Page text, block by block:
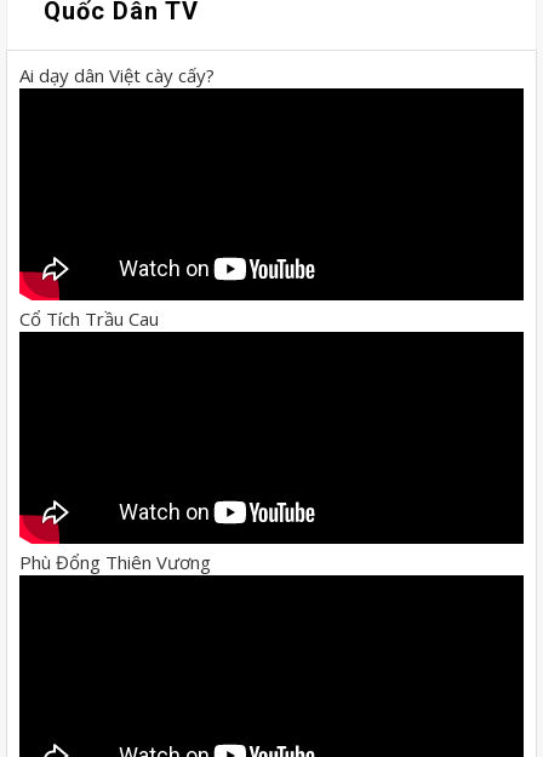
Quốc Dân TV
Ai dạy dân Việt cày cấy?
Cổ Tích Trầu Cau
Phù Đổng Thiên Vương